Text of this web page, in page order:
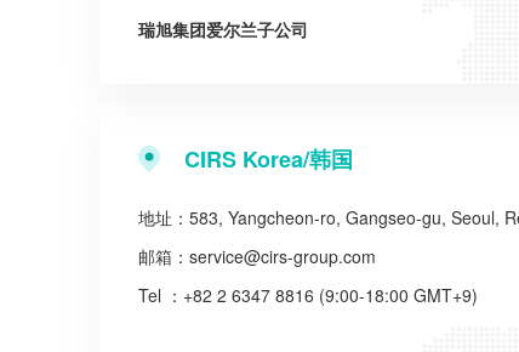
瑞旭集团爱尔兰子公司
CIRS Korea/韩国
地址：583, Yangcheon-ro, Gangseo-gu, Seoul,
邮箱： service@cirs-group.com
Tel ：+82 2 6347 8816 (9:00-18:00 GMT+9)